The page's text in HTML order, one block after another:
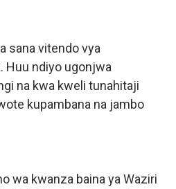
sana vitendo vya
Huu ndiyo ugonjwa
na kwa kweli tunahitaji
kupambana na jambo
wa kwanza baina ya Waziri